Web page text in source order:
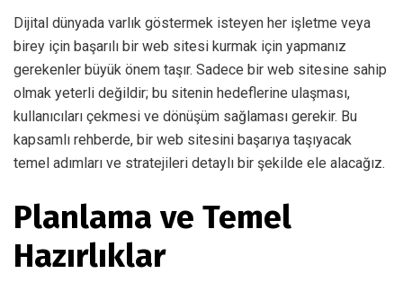
Dijital dünyada varlık göstermek isteyen her işletme veya
birey için başarılı bir web sitesi kurmak için yapmanız
gerekenler büyük önem taşır. Sadece bir web sitesine sahip
olmak yeterli değildir; bu sitenin hedeflerine ulaşması,
kullanıcıları çekmesi ve dönüşüm sağlaması gerekir. Bu
kapsamlı rehberde, bir web sitesini başarıya taşıyacak
temel adımları ve stratejileri detaylı bir şekilde ele alacağız.
Planlama ve Temel
Hazırlıklar